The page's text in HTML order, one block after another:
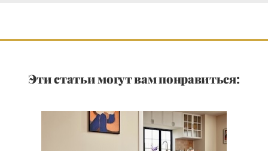
Эти статьи могут вам понравиться: